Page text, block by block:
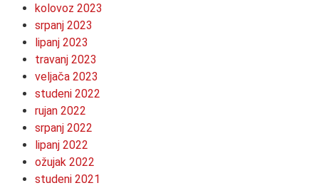
kolovoz 2023
srpanj 2023
lipanj 2023
travanj 2023
veljača 2023
studeni 2022
rujan 2022
srpanj 2022
lipanj 2022
ožujak 2022
studeni 2021